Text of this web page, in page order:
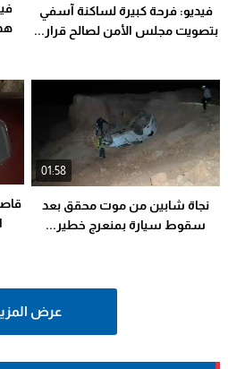
فيديو: فرحة كبيرة لساكنة آسفي
بتصويت مجلس الأمن لصالح قرار...
01:58
نجاة شابين من موت محقق بعد
سقوط سيارة بمنعرج خطير...
عرض